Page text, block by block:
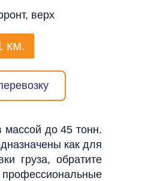
верх
км.
массой до 45 тонн.
как для
груза, обратите